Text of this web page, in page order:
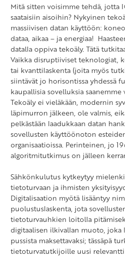
Mitä sitten voisimme tehdä, jotta
saataisiin aisoihin? Nykyinen
massiivisen datan käyttöön:
dataa, aikaa – ja energiaa!
datalla oppiva tekoäly. Tätä
Vaikka disruptiiviset teknologiat,
tai kvanttilaskenta (joita myös
siintävät jo horisontissa yhdessä
kaupallisia sovelluksia
Tekoäly ei vieläkään, modernin
läpimurron jälkeen, ole valmis,
pelkästään laadukkaan datan
sovellusten käyttöönoton
organisaatioissa. Perinteinen, jo
algoritmitutkimus on jälleen
Sähkönkulutus kytkeytyy
tietoturvaan ja ihmisten
Digitalisaation myötä lisääntyy
puolustuslaskenta, jota
tietoturvauhkien loitolla
digitaalisen ilkivallan muoto, joka
pussista maksettavaksi; tässäpä
tietoturvatutkijoille uusi